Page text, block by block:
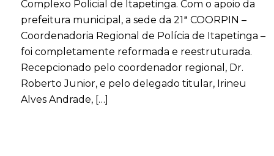
Complexo Policial de Itapetinga. Com o apoio da
prefeitura municipal, a sede da 21ª COORPIN –
Coordenadoria Regional de Polícia de Itapetinga –
foi completamente reformada e reestruturada.
Recepcionado pelo coordenador regional, Dr.
Roberto Junior, e pelo delegado titular, Irineu
Alves Andrade, […]